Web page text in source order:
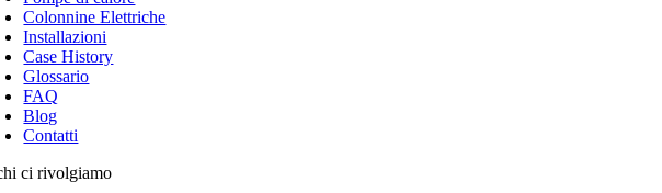
Colonnine Elettriche
Installazioni
Case History
Glossario
FAQ
Blog
Contatti
ci rivolgiamo